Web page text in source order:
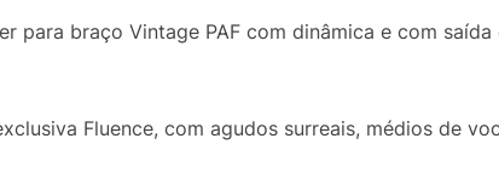
para braço Vintage PAF com dinâmica e com
Fluence, com agudos surreais, médios de